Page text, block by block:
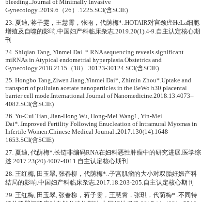
bleeding..Journal of Minimally Invasive
Gynecology..2019.6（26）.1225.SCI(含SCIE)
23. 夏迪, 蒋子雯，王慧霄，张雨，代荫梅*..HOTAIR对宫颈癌HeLa细胞
增殖及自噬的影响.中国妇产科临床杂志.2019.20(1).4-9.自主认定核心期
刊
24. Shiqian Tang, Yinmei Dai. *.RNA sequencing reveals significant
miRNAs in Atypical endometrial hyperplasia.Obstetrics and
Gynecology.2018.2115（18）.30123-30124.SCI(含SCIE)
25. Hongbo Tang,Ziwen Jiang,Yinmei Dai*, Zhimin Zhou*.Uptake and
transport of pullulan acetate nanoparticles in the BeWo b30 placental
barrier cell mode.International Journal of Nanomedicine.2018.13.4073–
4082.SCI(含SCIE)
26. Yu‑Cui Tian, Jian‑Hong Wu, Hong‑Mei Wang1, Yin‑Mei
Dai*..Improved Fertility Following Enucleation of Intramural Myomas in
Infertile Women.Chinese Medical Journal..2017.130(14).1648-
1653.SCI(含SCIE)
27. 夏迪, 代荫梅*.长链非编码RNA在妇科恶性肿瘤中的研究进展.医学综
述.2017.23(20).4007-4011.自主认定核心期刊
28. 王红梅, 田玉翠, 张春柳，代荫梅*..子宫肌瘤的大小对双胎妊娠产科
结局的影响.中国妇产科临床杂志.2017.18.203-205.自主认定核心期刊
29. 王红梅, 田玉翠, 张春柳，蒋子雯，王慧霄，张琪，代荫梅*..不同特